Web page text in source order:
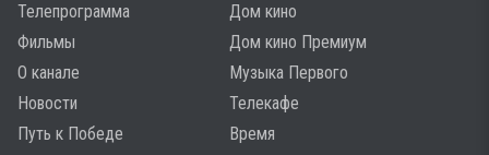
Телепрограмма
Фильмы
О канале
Новости
Путь к Победе
Дом кино
Дом кино Премиум
Музыка Первого
Телекафе
Время